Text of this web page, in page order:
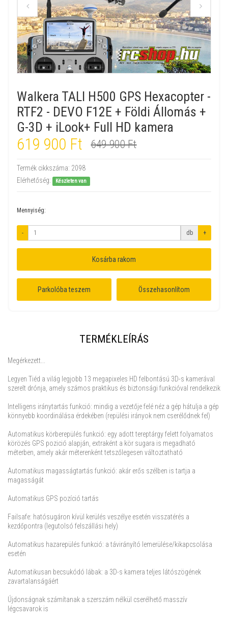
Walkera TALI H500 GPS Hexacopter -
RTF2 - DEVO F12E + Földi Állomás +
G-3D + iLook+ Full HD kamera
619 900 Ft 649 900 Ft
Termék cikkszáma: 2098
Elérhetőség:
Készleten van
Mennyiség:
- db +
Kosárba rakom
Parkolóba teszem Összehasonlítom
TERMÉKLEÍRÁS
Megérkezett...
Legyen Tiéd a világ legjobb 13 megapixeles HD felbontású 3D-s kamerával
szerelt drónja, amely számos praktikus és biztonsági funkcióval rendelkezik
Intelligens iránytartás funkció: mindig a vezetője felé néz a gép hátulja a gép
könnyebb koordinálása érdekében (repülési irányok nem cserélődnek fel)
Automatikus körberepülés funkció: egy adott tereptárgy felett folyamatos
körözés GPS pozició alapján, extraként a kör sugara is megadható
méterben, amely akár méterenként tetszőlegesen változtatható
Automatikus magasságtartás funkció: akár erős szélben is tartja a
magasságát
Automatikus GPS pozíció tartás
Failsafe: hatósugáron kívül kerülés veszélye esetén visszatérés a
kezdőpontra (legutolsó felszállási hely)
Automatikus hazarepülés funkció: a távirányító lemerülése/kikapcsolása
esetén
Automatikusan becsukódó lábak: a 3D-s kamera teljes látószögének
zavartalanságáért
Újdonságnak számítanak a szerszám nélkül cserélhető masszív
légcsavarok is